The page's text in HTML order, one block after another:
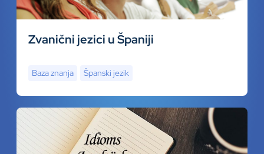
Zvanični jezici u Španiji
Baza znanja Španski jezik